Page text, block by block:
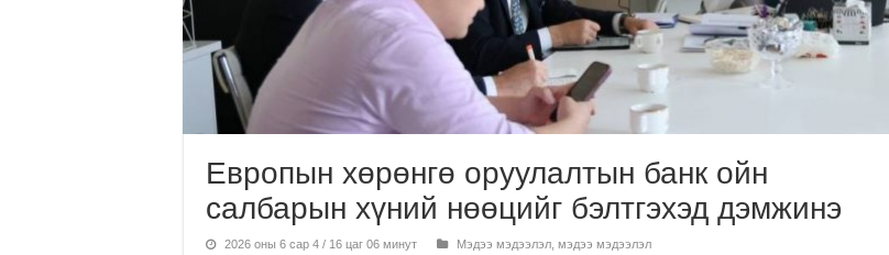
Европын хөрөнгө оруулалтын банк ойн
салбарын хүний нөөцийг бэлтгэхэд дэмжинэ
2026 оны 6 сар 4 / 16 цаг 06 минут Мэдээ мэдээлэл мэдээ мэдээлэл